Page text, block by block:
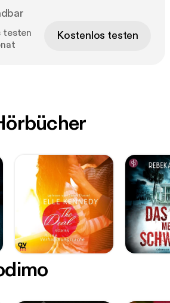
testen
Kostenlos testen